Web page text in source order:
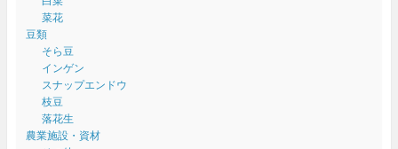
菜花
豆類
そら豆
インゲン
スナップエンドウ
枝豆
落花生
農業施設・資材